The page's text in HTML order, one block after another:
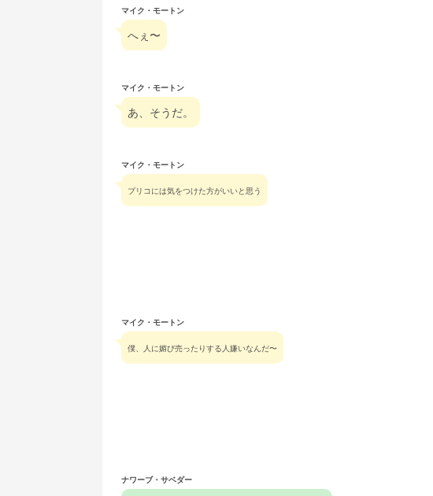
マイク・モートン
へぇ〜
マイク・モートン
あ、そうだ。
マイク・モートン
プリコには気をつけた方がいいと思う
マイク・モートン
僕、人に媚び売ったりする人嫌いなんだ〜
ナワーブ・サベダー